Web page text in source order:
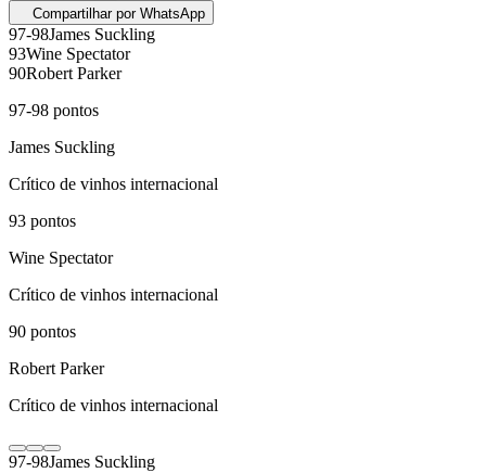
Compartilhar por WhatsApp
97-98James Suckling
93Wine Spectator
90Robert Parker
97-98 pontos
James Suckling
Crítico de vinhos internacional
93 pontos
Wine Spectator
Crítico de vinhos internacional
90 pontos
Robert Parker
Crítico de vinhos internacional
97-98James Suckling